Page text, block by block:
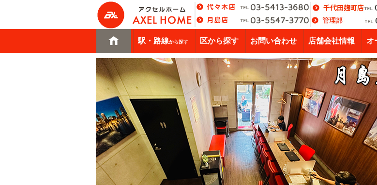
駅・路線から探す 区から探す お問い合わせ 店舗会社情報 オ